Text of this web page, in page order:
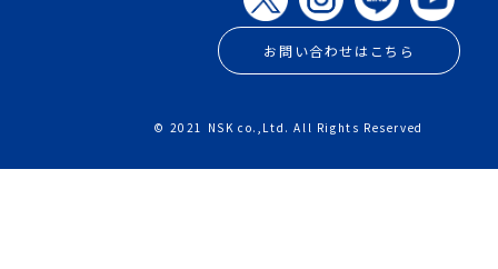
お問い合わせはこちら
© 2021 NSK co.,Ltd. All Rights Reserved